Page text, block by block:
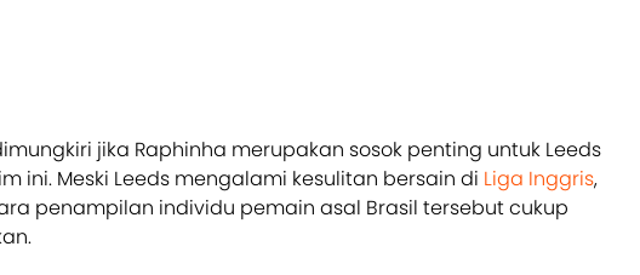
jika Raphinha merupakan sosok penting untuk Leeds
ini. Meski Leeds mengalami kesulitan bersain di Liga Inggris,
penampilan individu pemain asal Brasil tersebut cukup